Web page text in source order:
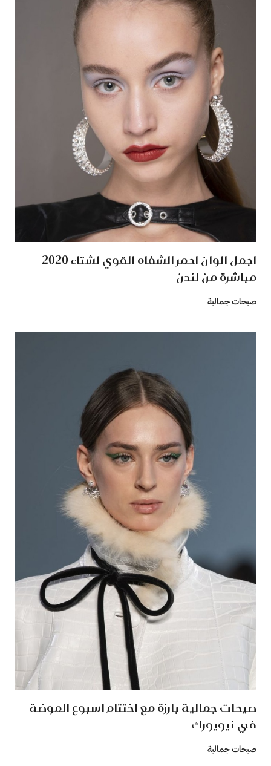
اجمل الوان احمر الشفاه القوي لشتاء 2020
مباشرة من لندن
صيحات جمالية
صيحات جمالية بارزة مع اختتام اسبوع الموضة
في نيويورك
صيحات جمالية